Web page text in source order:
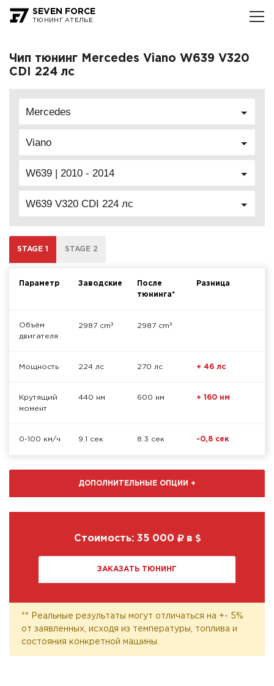
SEVEN FORCE
ТЮНИНГ АТЕЛЬЕ
Чип тюнинг Mercedes Viano W639 V320
CDI 224 лс
Mercedes
Viano
W639 | 2010 - 2014
W639 V320 CDI 224 лс
STAGE 1 STAGE 2
Параметр Заводские
После
тюнинга*
Разница
Объём
двигателя
2987 cm³ 2987 cm³
Мощность 224 лс 270 лс + 46 лс
Крутящий
момент
440 нм 600 нм + 160 нм
0-100 км/ч 9.1 сек 8.3 сек -0,8 сек
ДОПОЛНИТЕЛЬНЫЕ ОПЦИИ +
Стоимость: 35 000 в
ЗАКАЗАТЬ ТЮНИНГ
** Реальные результаты могут отличаться на +- 5%
от заявленных, исходя из температуры, топлива и
состояния конкретной машины.